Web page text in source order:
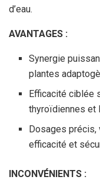
d’eau.
AVANTAGES :
Synergie
plantes
Efficacité ciblée
thyroïdiennes et
Dosages
efficacité et
INCONVÉNIENTS :